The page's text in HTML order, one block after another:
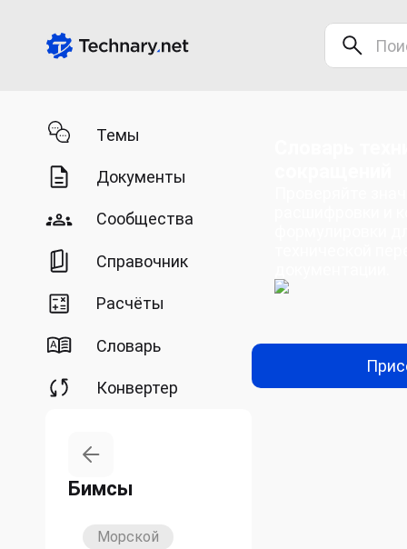
Темы
Документы
Сообщества
Справочник
Расчёты
Словарь
Конвертер
Бимсы
Морской